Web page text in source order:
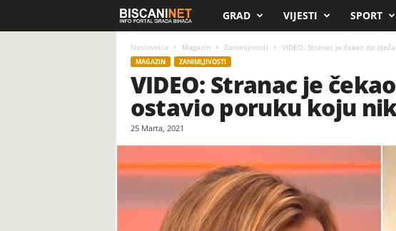
s
c
n
i
GRAD VIJESTI SPORT
Naslovnica Magazin Zanimljivosti VIDEO: Stranac je čekao da
MAGAZIN ZANIMLJIVOSTI
VIDEO: Stranac je
ostavio poruku koju
25 Marta, 2021